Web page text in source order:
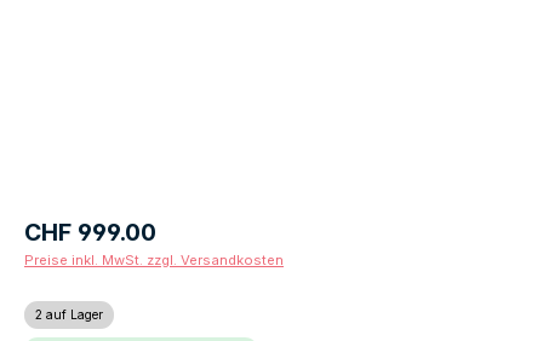
Regulärer Preis:
CHF 999.00
Preise inkl. MwSt. zzgl. Versandkosten
2 auf Lager